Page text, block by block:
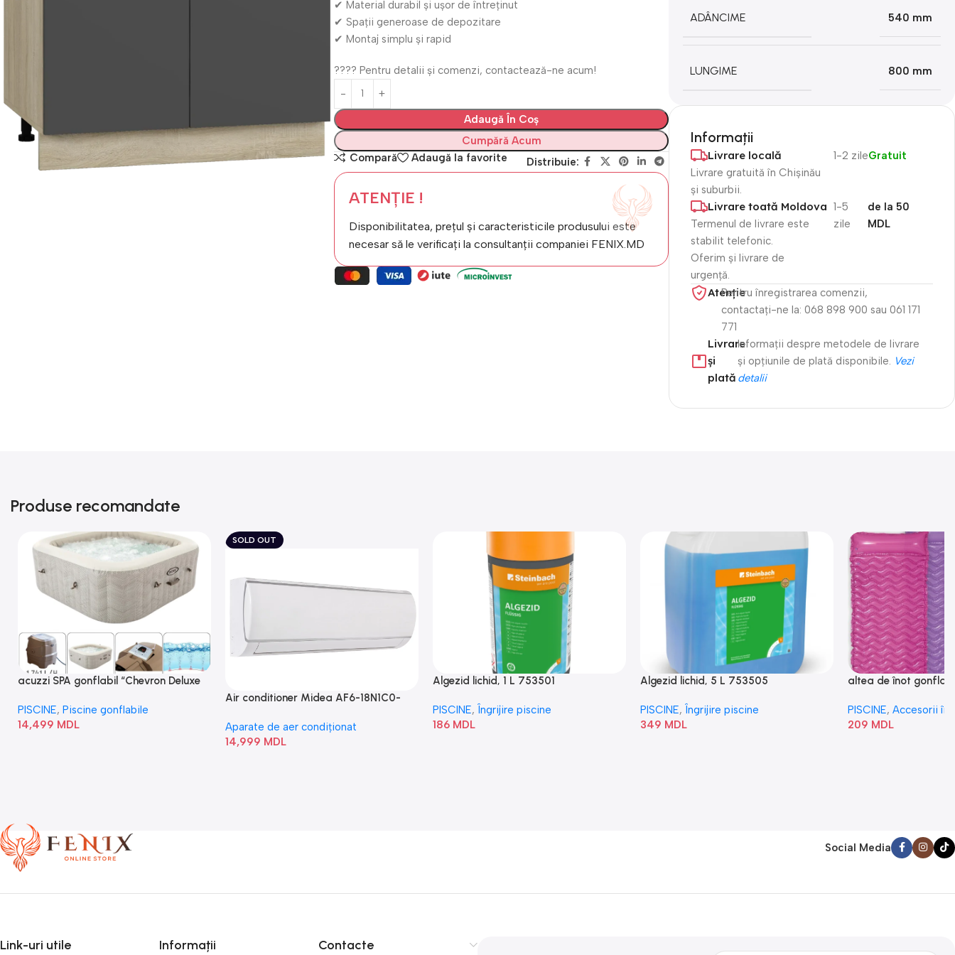
✔ Material durabil și ușor de întreținut
✔ Spații generoase de depozitare
✔ Montaj simplu și rapid
???? Pentru detalii și comenzi, contactează-ne acum!
Adaugă În Coș
Cumpără Acum
Compară
Adaugă la favorite Distribuie:
ATENȚIE !
Disponibilitatea, prețul și caracteristicile produsului este
necesar să le verificați la consultanții companiei FENIX.MD
ADÂNCIME 540 mm
LUNGIME 800 mm
Informații
Livrare locală
Livrare gratuită în Chișinău
și suburbii.
1-2 zileGratuit
Livrare toată Moldova
Termenul de livrare este
stabilit telefonic.
Oferim și livrare de
urgență.
1-5
zile
de la 50
MDL
Atenție​
Pentru înregistrarea comenzii,
contactați-ne la: 068 898 900 sau 061 171
771
Livrare
și
plată
Informații despre metodele de livrare
și opțiunile de plată disponibile.
Vezi
detalii
Produse recomandate
acuzzi SPA gonflabil “Chevron Deluxe
PISCINE, Piscine gonflabile
14,499 MDL
SOLD OUT
Air conditioner Midea AF6-18N1C0-
Aparate de aer condiționat
14,999 MDL
Algezid lichid, 1 L 753501
PISCINE, Îngrijire piscine
186 MDL
Algezid lichid, 5 L 753505
PISCINE, Îngrijire piscine
349 MDL
altea de înot
PISCINE, Accesorii
209 MDL
Social Media
Link-uri utile Informații Contacte